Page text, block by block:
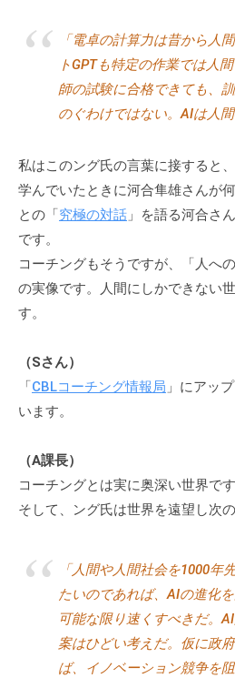
「電卓の計算力は昔から人
トGPTも特定の作業では人
師の試験に合格できても、
のぐわけではない。AIは人
私はこのング氏の言葉に接すると
学んでいたときに河合隼雄さんが
との「 究極の対話 」を語る河合さ
です。
コーチングもそうですが、「人へ
の実像です。人間にしかできない
す。
（Sさん）
「 CBLコーチング情報局 」にアッ
います。
（A課長）
コーチングとは実に奥深い世界です
そして、ング氏は世界を遠望し次
「人間や人間社会を1000年
たいのであれば、AIの進化
可能な限り速くすべきだ。
案はひどい考えだ。仮に政
ば、イノベーション競争を阻